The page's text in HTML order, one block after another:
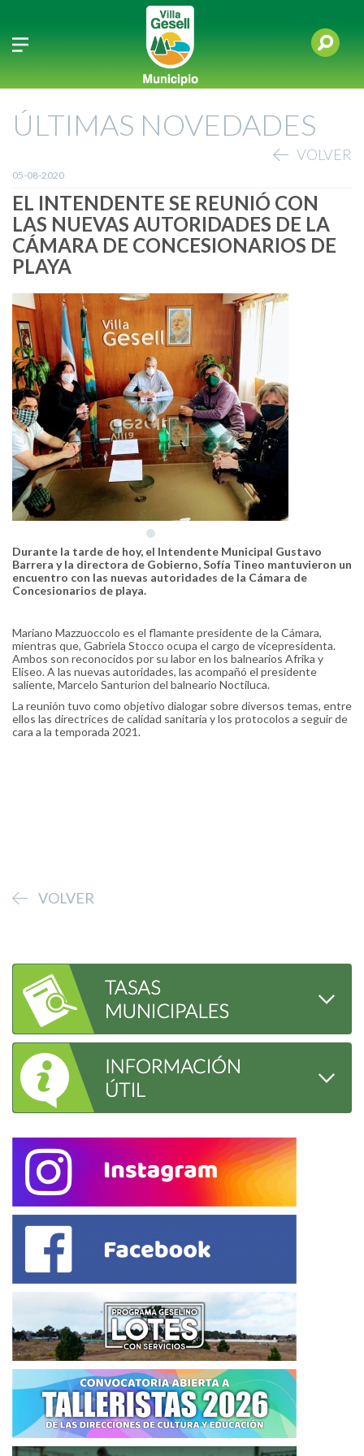
ÚLTIMAS NOVEDADES
VOLVER
05-08-2020
EL INTENDENTE SE REUNIÓ CON
LAS NUEVAS AUTORIDADES DE LA
CÁMARA DE CONCESIONARIOS DE
PLAYA
Durante la tarde de hoy, el Intendente Municipal Gustavo
Barrera y la directora de Gobierno, Sofía Tineo mantuvieron un
encuentro con las nuevas autoridades de la Cámara de
Concesionarios de playa.
Mariano Mazzuoccolo es el flamante presidente de la Cámara,
mientras que, Gabriela Stocco ocupa el cargo de vicepresidenta.
Ambos son reconocidos por su labor en los balnearios Afrika y
Eliseo. A las nuevas autoridades, las acompañó el presidente
saliente, Marcelo Santurion del balneario Noctiluca.
La reunión tuvo como objetivo dialogar sobre diversos temas, entre
ellos las directrices de calidad sanitaria y los protocolos a seguir de
cara a la temporada 2021.
VOLVER